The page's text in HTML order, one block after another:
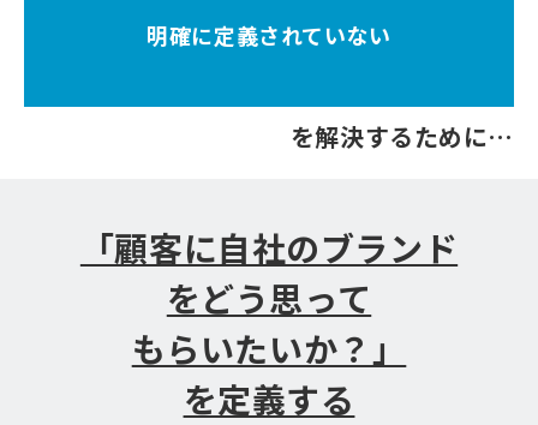
お役立ちブログ
明確に定義されていない
を解決するために…
「顧客に自社のブランド
をどう思って
もらいたいか？」
を定義する